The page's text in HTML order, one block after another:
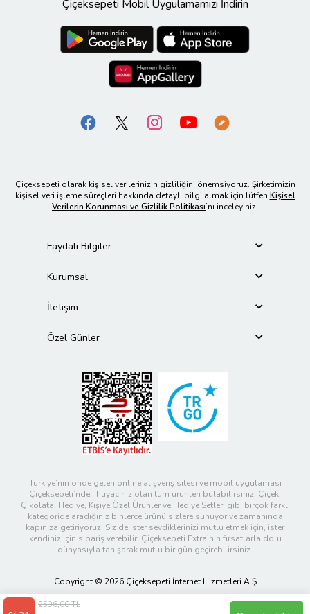
2536,00 TL
Çiçeksepeti Mobil Uygulamamızı İndirin
Çiçeksepeti olarak kişisel verilerinizin gizliliğini önemsiyoruz. Şirketimizin
kişisel veri işleme süreçleri hakkında detaylı bilgi almak için lütfen Kişisel
Verilerin Korunması ve Gizlilik Politikası’nı inceleyiniz.
Faydalı Bilgiler
Kurumsal
İletişim
Özel Günler
Türkiye’nin önde gelen online alışveriş sitesi ve mobil uygulaması
Çiçeksepeti’nde, ihtiyacınız olan tüm ürünleri bulabilirsiniz. Çiçek,
Çikolata, Hediye, Kişiye Özel Ürünler ve Hediye Setleri gibi birçok farklı
kategoride aradığınız binlerce ürünü sizlere sunuyor ve zamanında
kapınıza getiriyoruz! Siz de ister sevdiklerinizi mutlu etmek için, ister
kendiniz için sipariş verebilir; Çiçeksepeti Extra’nın fırsatlarla dolu
dünyasıyla tanışarak mutlu bir gün geçirebilirsiniz.
Copyright © 2026 Çiçeksepeti İnternet Hizmetleri A.Ş